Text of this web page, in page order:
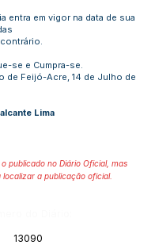
entra em vigor na data de sua
se e Cumpra-se.
de Feijó-Acre, 14 de Julho de
Lima
publicado no Diário Oficial, mas
a publicação oficial.
13090